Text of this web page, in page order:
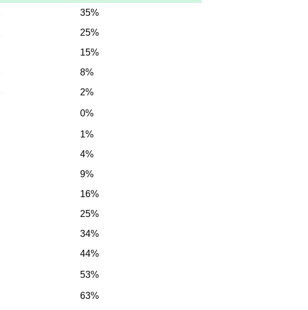
35%
25%
15%
8%
2%
0%
1%
4%
9%
16%
25%
34%
44%
53%
63%